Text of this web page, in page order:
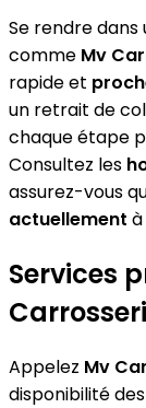
Se rendre dans
comme Mv
rapide et
un retrait de
chaque étape
Consultez les
assurez-vous
actuellement à
Services
Appelez Mv
disponibilité